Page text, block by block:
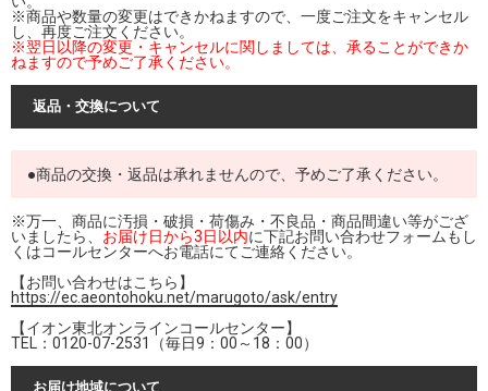
※商品や数量の変更はできかねますので、一度ご注文をキャンセル
し、再度ご注文ください。
※翌日以降の変更・キャンセルに関しましては、承ることができか
ねますので予めご了承ください。
返品・交換について
●商品の交換・返品は承れませんので、予めご了承ください。
※万一、商品に汚損・破損・荷傷み・不良品・商品間違い等がござ
いましたら、 お届け日から3日以内に下記お問い合わせフォームもし
くはコールセンターへお電話にてご連絡ください。
【お問い合わせはこちら】
https://ec.aeontohoku.net/marugoto/ask/entry
【イオン東北オンラインコールセンター】
TEL：0120-07-2531（毎日9：00～18：00）
お届け地域について